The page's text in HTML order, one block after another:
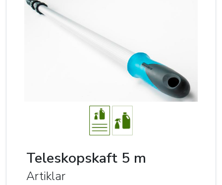
Teleskopskaft 5 m
Artiklar